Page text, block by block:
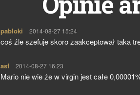
pabloki pisze:
2014-08-27 15:24
coś źle szefuje skoro zaakceptował taka
asf pisze:
2014-08-27 16:23
Mario nie wie że w virgin jest całe